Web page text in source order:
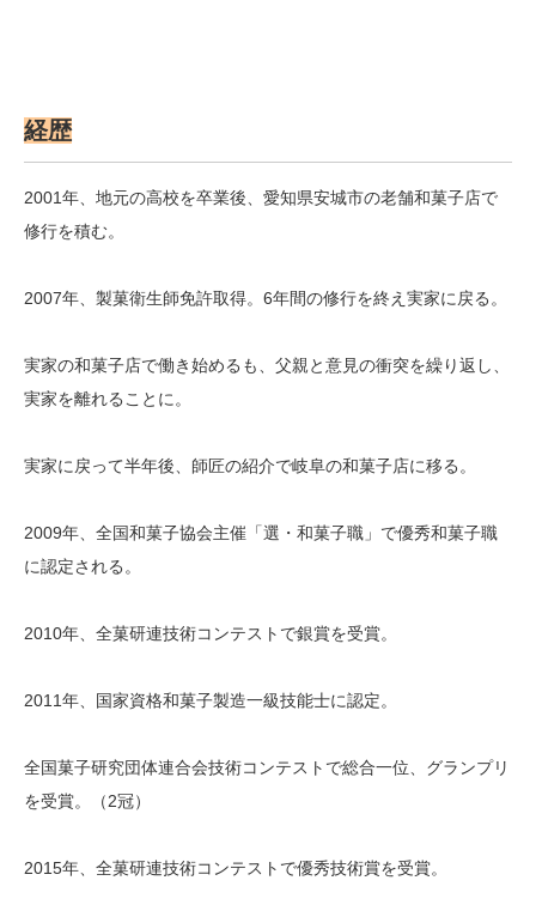
経歴
2001年、地元の高校を卒業後、愛知県安城市の老舗和菓子店で
修行を積む。
2007年、製菓衛生師免許取得。6年間の修行を終え実家に戻る。
実家の和菓子店で働き始めるも、父親と意見の衝突を繰り返し、
実家を離れることに。
実家に戻って半年後、師匠の紹介で岐阜の和菓子店に移る。
2009年、全国和菓子協会主催「選・和菓子職」で優秀和菓子職
に認定される。
2010年、全菓研連技術コンテストで銀賞を受賞。
2011年、国家資格和菓子製造一級技能士に認定。
全国菓子研究団体連合会技術コンテストで総合一位、グランプリ
を受賞。（2冠）
2015年、全菓研連技術コンテストで優秀技術賞を受賞。